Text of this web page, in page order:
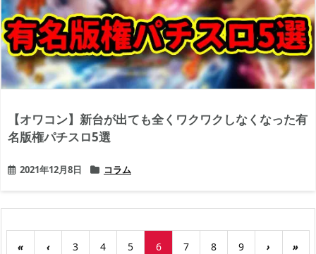
【オワコン】新台が出ても全くワクワクしなくなった有
名版権パチスロ5選
2021年12月8日 コラム
« ‹ 3 4 5 6 7 8 9 › »